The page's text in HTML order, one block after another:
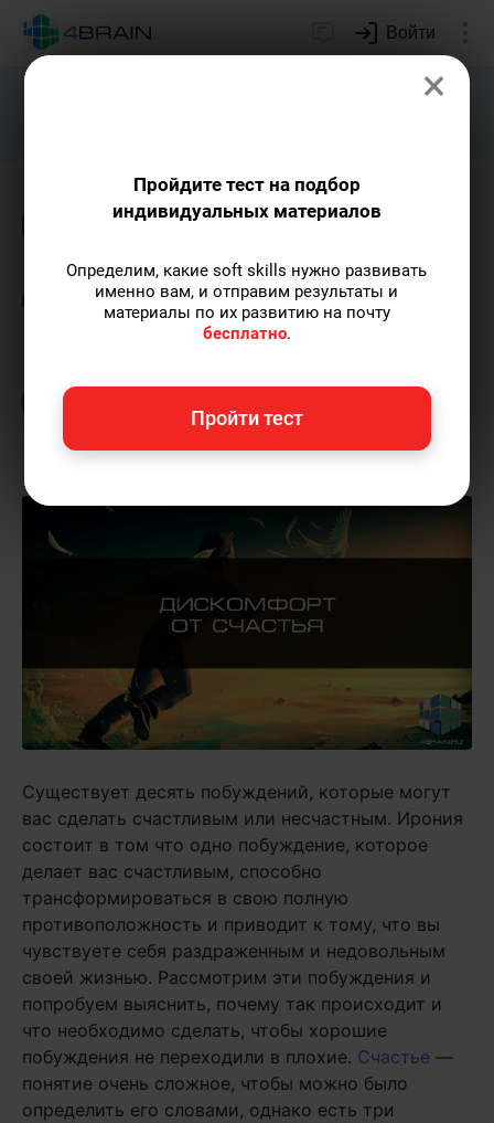
Войти
Подарим индивидуальный план
Психология
Дискомфорт от счастья
Пишу статьи по теме«Психология»и не
только, а также рекомендую курс
Существует десять побуждений, которые могут
вас сделать счастливым или несчастным. Ирония
состоит в том что одно побуждение, которое
делает вас счастливым, способно
трансформироваться в свою полную
противоположность и приводит к тому, что вы
чувствуете себя раздраженным и недовольным
своей жизнью. Рассмотрим эти побуждения и
попробуем выяснить, почему так происходит и
что необходимо сделать, чтобы хорошие
побуждения не переходили в плохие. Счастье —
понятие очень сложное, чтобы можно было
определить его словами, однако есть три
×
Пройдите тест на подбор
индивидуальных материалов
Определим, какие soft skills нужно развивать
именно вам, и отправим результаты и
материалы по их развитию на почту
бесплатно.
Пройти тест